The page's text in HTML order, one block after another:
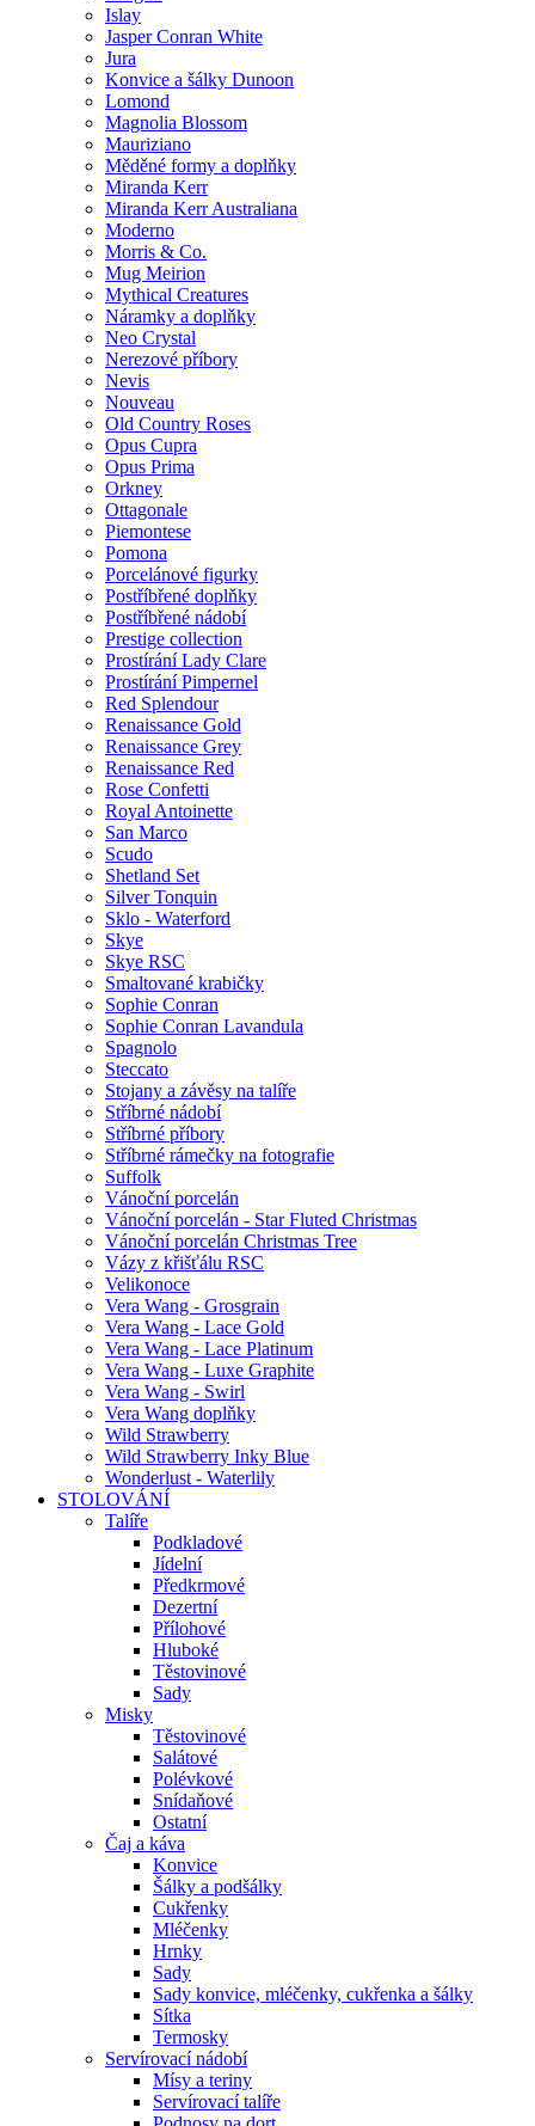
Islay
Jasper Conran White
Jura
Konvice a šálky Dunoon
Lomond
Magnolia Blossom
Mauriziano
Měděné formy a doplňky
Miranda Kerr
Miranda Kerr Australiana
Moderno
Morris & Co.
Mug Meirion
Mythical Creatures
Náramky a doplňky
Neo Crystal
Nerezové příbory
Nevis
Nouveau
Old Country Roses
Opus Cupra
Opus Prima
Orkney
Ottagonale
Piemontese
Pomona
Porcelánové figurky
Postříbřené doplňky
Postříbřené nádobí
Prestige collection
Prostírání Lady Clare
Prostírání Pimpernel
Red Splendour
Renaissance Gold
Renaissance Grey
Renaissance Red
Rose Confetti
Royal Antoinette
San Marco
Scudo
Shetland Set
Silver Tonquin
Sklo - Waterford
Skye
Skye RSC
Smaltované krabičky
Sophie Conran
Sophie Conran Lavandula
Spagnolo
Steccato
Stojany a závěsy na talíře
Stříbrné nádobí
Stříbrné příbory
Stříbrné rámečky na fotografie
Suffolk
Vánoční porcelán
Vánoční porcelán - Star Fluted Christmas
Vánoční porcelán Christmas Tree
Vázy z křišťálu RSC
Velikonoce
Vera Wang - Grosgrain
Vera Wang - Lace Gold
Vera Wang - Lace Platinum
Vera Wang - Luxe Graphite
Vera Wang - Swirl
Vera Wang doplňky
Wild Strawberry
Wild Strawberry Inky Blue
Wonderlust - Waterlily
STOLOVÁNÍ
Talíře
Podkladové
Jídelní
Předkrmové
Dezertní
Přílohové
Hluboké
Těstovinové
Sady
Misky
Těstovinové
Salátové
Polévkové
Snídaňové
Ostatní
Čaj a káva
Konvice
Šálky a podšálky
Cukřenky
Mléčenky
Hrnky
Sady
Sady konvice, mléčenky, cukřenka a šálky
Sítka
Termosky
Servírovací nádobí
Mísy a teriny
Servírovací talíře